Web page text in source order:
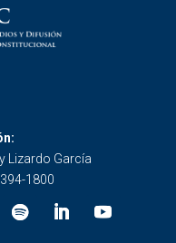
Lizardo García
1800